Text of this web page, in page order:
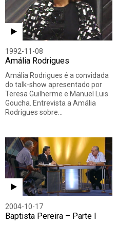
1992-11-08
Amália Rodrigues
Amália Rodrigues é a convidada
do talk-show apresentado por
Teresa Guilherme e Manuel Luis
Goucha. Entrevista a Amália
Rodrigues sobre…
2004-10-17
Baptista Pereira – Parte I